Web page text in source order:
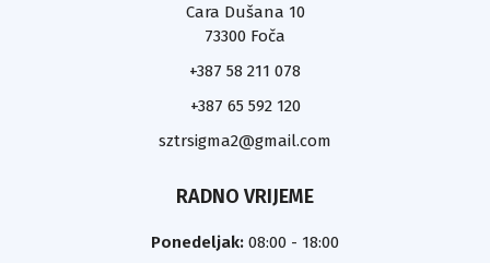
Cara Dušana 10
73300 Foča
+387 58 211 078
+387 65 592 120
sztrsigma2@gmail.com
RADNO VRIJEME
Ponedeljak: 08:00 - 18:00